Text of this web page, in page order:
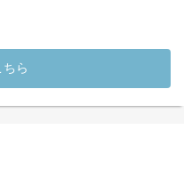
しむ園外保育
興味を大事にする保育
けるのではなく、子どもが
リズムを整え、体力・気力
ています。
支援を行います。
して、利用者さまの「でき
ビジネスマナー・コミュニ
ら